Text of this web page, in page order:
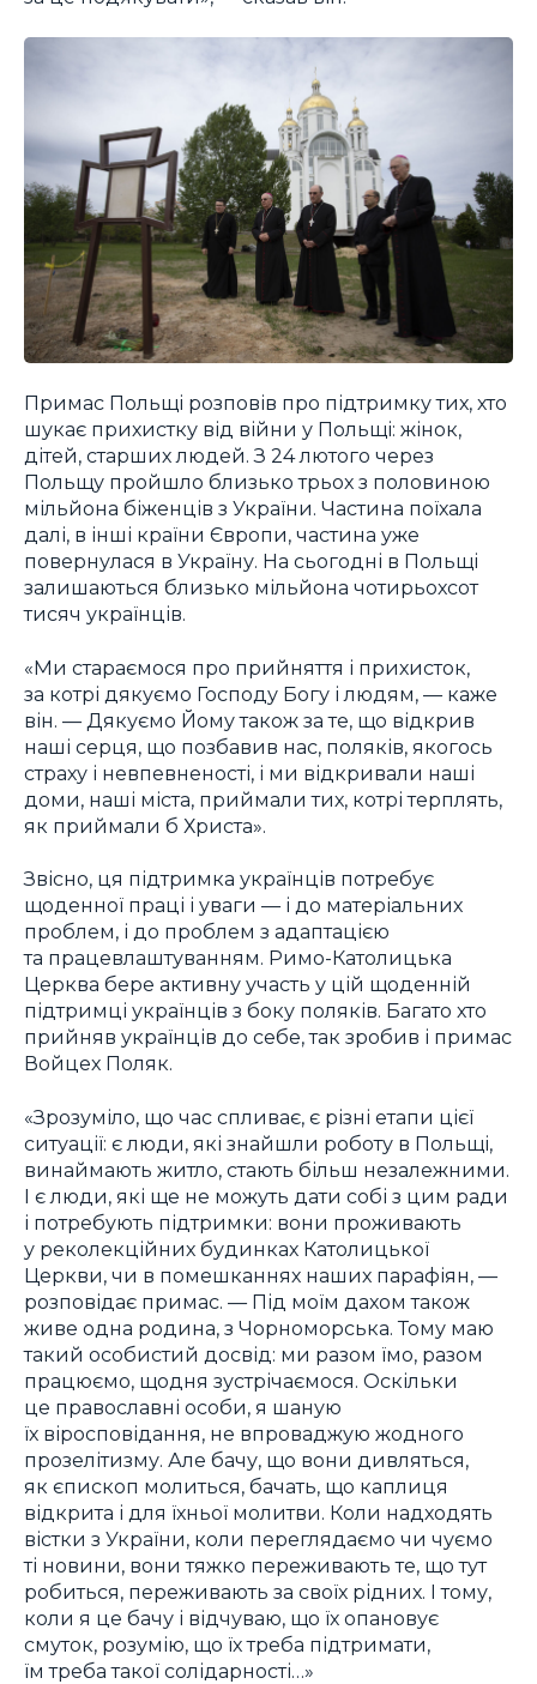
Примас Польщі розповів про підтримку тих, хто
шукає прихистку від війни у Польщі: жінок,
дітей, старших людей. З 24 лютого через
Польщу пройшло близько трьох з половиною
мільйона біженців з України. Частина поїхала
далі, в інші країни Європи, частина уже
повернулася в Україну. На сьогодні в Польщі
залишаються близько мільйона чотирьохсот
тисяч українців.
«Ми стараємося про прийняття і прихисток,
за котрі дякуємо Господу Богу і людям, — каже
він. — Дякуємо Йому також за те, що відкрив
наші серця, що позбавив нас, поляків, якогось
страху і невпевненості, і ми відкривали наші
доми, наші міста, приймали тих, котрі терплять,
як приймали б Христа».
Звісно, ця підтримка українців потребує
щоденної праці і уваги — і до матеріальних
проблем, і до проблем з адаптацією
та працевлаштуванням. Римо-Католицька
Церква бере активну участь у цій щоденній
підтримці українців з боку поляків. Багато хто
прийняв українців до себе, так зробив і примас
Войцех Поляк.
«Зрозуміло, що час спливає, є різні етапи цієї
ситуації: є люди, які знайшли роботу в Польщі,
винаймають житло, стають більш незалежними.
І є люди, які ще не можуть дати собі з цим ради
і потребують підтримки: вони проживають
у реколекційних будинках Католицької
Церкви, чи в помешканнях наших парафіян, —
розповідає примас. — Під моїм дахом також
живе одна родина, з Чорноморська. Тому маю
такий особистий досвід: ми разом їмо, разом
працюємо, щодня зустрічаємося. Оскільки
це православні особи, я шаную
їх віросповідання, не впроваджую жодного
прозелітизму. Але бачу, що вони дивляться,
як єпископ молиться, бачать, що каплиця
відкрита і для їхньої молитви. Коли надходять
вістки з України, коли переглядаємо чи чуємо
ті новини, вони тяжко переживають те, що тут
робиться, переживають за своїх рідних. І тому,
коли я це бачу і відчуваю, що їх опановує
смуток, розумію, що їх треба підтримати,
їм треба такої солідарності…»